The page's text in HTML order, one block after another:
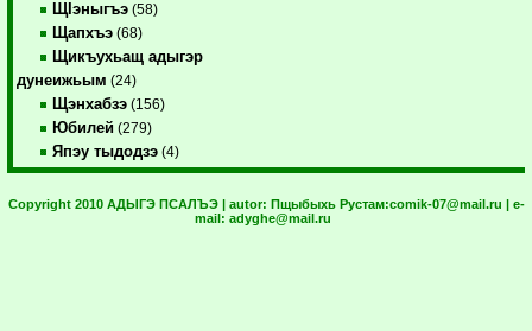
ЩIэныгъэ (58)
Щапхъэ (68)
Щикъухьащ адыгэр
дунеижьым (24)
Щэнхабзэ (156)
Юбилей (279)
Япэу тыдодзэ (4)
Copyright 2010 АДЫГЭ ПСАЛЪЭ | autor: Пщыбыхь Рустам:comik-07@mail.ru | e-
mail: adyghe@mail.ru